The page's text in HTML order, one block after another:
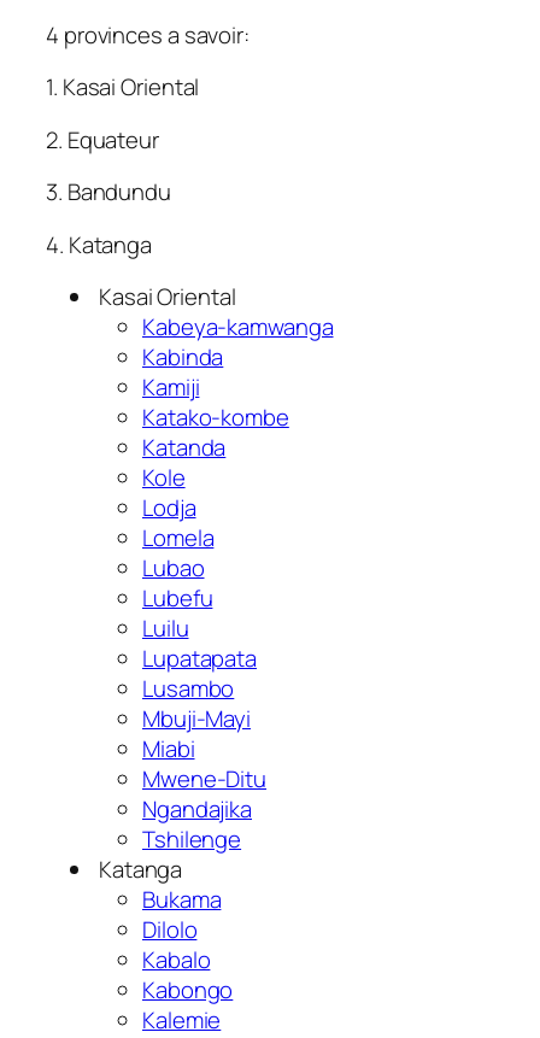
4 provinces a savoir:
1. Kasai Oriental
2. Equateur
3. Bandundu
4. Katanga
Kasai Oriental
Kabeya-kamwanga
Kabinda
Kamiji
Katako-kombe
Katanda
Kole
Lodja
Lomela
Lubao
Lubefu
Luilu
Lupatapata
Lusambo
Mbuji-Mayi
Miabi
Mwene-Ditu
Ngandajika
Tshilenge
Katanga
Bukama
Dilolo
Kabalo
Kabongo
Kalemie